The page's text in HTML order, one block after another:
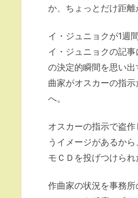
か、ちょっとだけ距離
イ・ジュニョクが1週
イ・ジュニョクの記
の決定的瞬間を思い
曲家がオスカーの指
へ。
オスカーの指示で盗
うイメージがあるか
モＣＤを投げつけら
作曲家の状況を事務